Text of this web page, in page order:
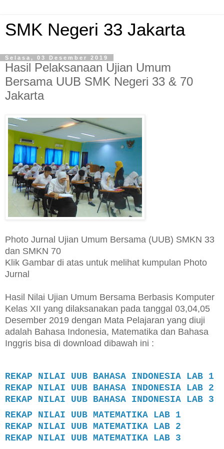
SMK Negeri 33 Jakarta
Selasa, 03 Desember 2019
Hasil Pelaksanaan Ujian Umum
Bersama UUB SMK Negeri 33 & 70
Jakarta
Photo Jurnal Ujian Umum Bersama (UUB) SMKN 33
dan SMKN 70
Klik Gambar di atas untuk melihat kumpulan Photo
Jurnal
Hasil Nilai Ujian Umum Bersama Berbasis Komputer
Kelas XII yang dilaksanakan pada tanggal 03,04,05
Desember 2019 dengan Mata Pelajaran yang diuji
adalah Bahasa Indonesia, Matematika dan Bahasa
Inggris bisa di download dibawah ini :
REKAP NILAI UUB BAHASA INDONESIA LAB 1
REKAP NILAI UUB BAHASA INDONESIA LAB 2
REKAP NILAI UUB BAHASA INDONESIA LAB 3
REKAP NILAI UUB MATEMATIKA LAB 1
REKAP NILAI UUB MATEMATIKA LAB 2
REKAP NILAI UUB MATEMATIKA LAB 3